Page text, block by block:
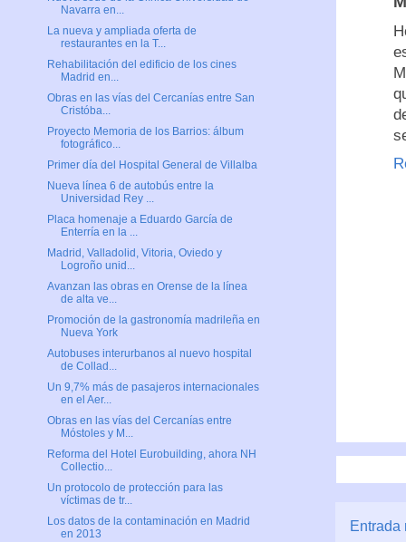
Entrada
Navarra en...
La nueva y ampliada oferta de
restaurantes en la T...
Rehabilitación del edificio de los cines
Madrid en...
Obras en las vías del Cercanías entre San
Cristóba...
Proyecto Memoria de los Barrios: álbum
fotográfico...
Primer día del Hospital General de Villalba
Nueva línea 6 de autobús entre la
Universidad Rey ...
Placa homenaje a Eduardo García de
Enterría en la ...
Madrid, Valladolid, Vitoria, Oviedo y
Logroño unid...
Avanzan las obras en Orense de la línea
de alta ve...
Promoción de la gastronomía madrileña en
Nueva York
Autobuses interurbanos al nuevo hospital
de Collad...
Un 9,7% más de pasajeros internacionales
en el Aer...
Obras en las vías del Cercanías entre
Móstoles y M...
Reforma del Hotel Eurobuilding, ahora NH
Collectio...
Un protocolo de protección para las
víctimas de tr...
Los datos de la contaminación en Madrid
en 2013